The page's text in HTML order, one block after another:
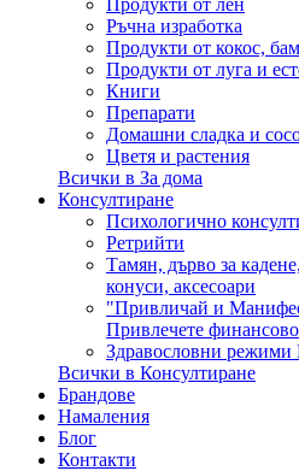
Продукти от лен
Ръчна изработка
Продукти от кокос,
Продукти от луга и
Книги
Препарати
Домашни сладка и
Цветя и растения
Всички в За дома
Консултиране
Психологично
Ретрийти
Тамян, дърво за
конуси, аксесоари
"Привличай и
Привлечете
Здравословни режими
Всички в Консултиране
Брандове
Намаления
Блог
Контакти